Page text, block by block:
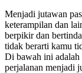
Menjadi jutawan
keterampilan dan
berpikir dan
tidak berarti kamu
Di bawah ini adalah
perjalanan menjadi